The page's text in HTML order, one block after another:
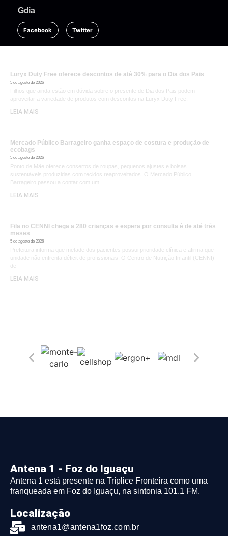
Gdia
Facebook Twitter
Luryx Duty Free oferece descontos de até 30% para o Dia dos Pais
5 de agosto de 2026
Filhos que ainda estão em dúvida sobre o presente de Dia dos Pais podem
aproveitar a variedade de produtos com descontos na Luryx Duty Free,
LEIA MAIS
Mercado Público Barrageiro ganha espaço de costura e produção de
ecobags
5 de agosto de 2026
Ponto de Mãe oferece consertos de roupas, pequenos ajustes e bolsas
sustentáveis produzidas com tecidos reaproveitados. O Mercado Público
Barrageiro passou a contar com um
LEIA MAIS
Fila no CENNI chega a 280 crianças e espera por consulta é de até três
meses
5 de agosto de 2026
Prefeitura informa que metade dos pacientes possui prioridade clínica e afirma que
unidade não enfrenta déficit de profissionais. O Centro de Nutrição Infantil (CENNI)
de
LEIA MAIS
Antena 1 - Foz do Iguaçu
Antena 1 está presente na Tríplice Fronteira como uma
franqueada em Foz do Iguaçu, na sintonia 101.1 FM.
Localização
antena1@antena1foz.com.br